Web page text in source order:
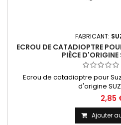
FABRICANT:
ECROU DE CATADIOPTRE
PIÈCE
Ecrou de catadioptre pour
d'origine
2,85
Ajouter